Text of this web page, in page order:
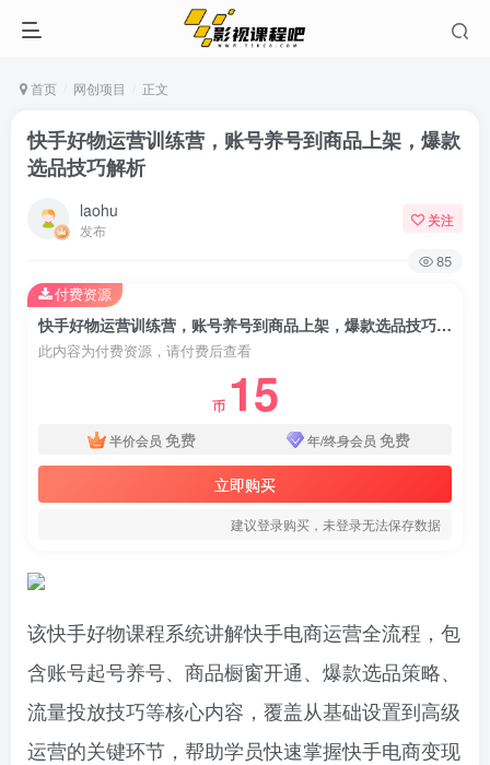
首页 网创项目 正文
快手好物运营训练营，账号养号到商品上架，爆款
选品技巧解析
laohu
发布
关注
85
快手好物运营训练营，账号养号到商品上架，爆款选品技巧解析
此内容为付费资源，请付费后查看
币 15
半价会员 免费 年/终身会员 免费
立即购买
建议登录购买，未登录无法保存数据
付费资源
该快手好物课程系统讲解快手电商运营全流程，包
含账号起号养号、商品橱窗开通、爆款选品策略、
流量投放技巧等核心内容，覆盖从基础设置到高级
运营的关键环节，帮助学员快速掌握快手电商变现